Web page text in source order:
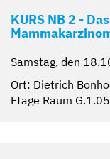
KURS NB 2 -
Samstag, den
Ort: Dietrich
Etage Raum